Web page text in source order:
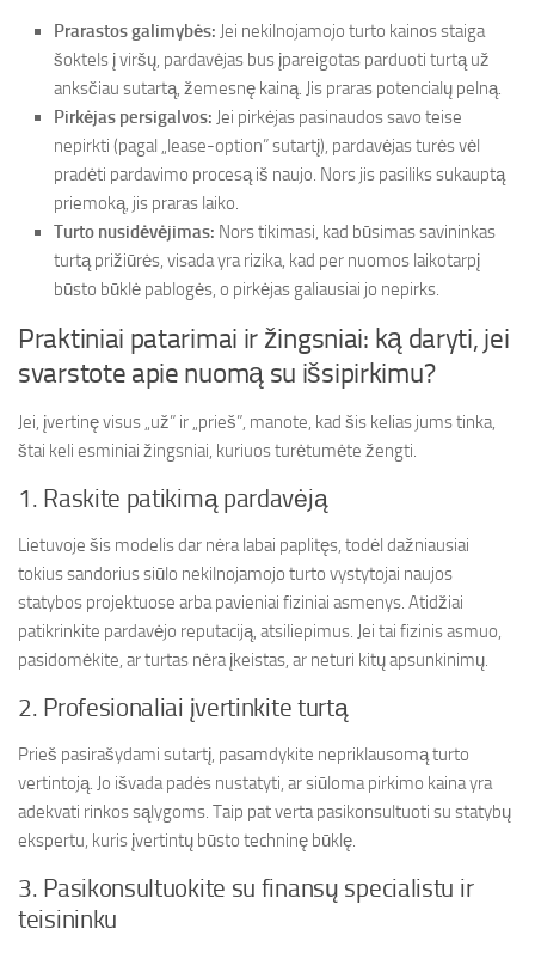
Prarastos galimybės: Jei nekilnojamojo turto kainos staiga
šoktels į viršų, pardavėjas bus įpareigotas parduoti turtą už
anksčiau sutartą, žemesnę kainą. Jis praras potencialų pelną.
Pirkėjas persigalvos: Jei pirkėjas pasinaudos savo teise
nepirkti (pagal „lease-option” sutartį), pardavėjas turės vėl
pradėti pardavimo procesą iš naujo. Nors jis pasiliks sukauptą
priemoką, jis praras laiko.
Turto nusidėvėjimas: Nors tikimasi, kad būsimas savininkas
turtą prižiūrės, visada yra rizika, kad per nuomos laikotarpį
būsto būklė pablogės, o pirkėjas galiausiai jo nepirks.
Praktiniai patarimai ir žingsniai: ką daryti, jei
svarstote apie nuomą su išsipirkimu?
Jei, įvertinę visus „už” ir „prieš”, manote, kad šis kelias jums tinka,
štai keli esminiai žingsniai, kuriuos turėtumėte žengti.
1. Raskite patikimą pardavėją
Lietuvoje šis modelis dar nėra labai paplitęs, todėl dažniausiai
tokius sandorius siūlo nekilnojamojo turto vystytojai naujos
statybos projektuose arba pavieniai fiziniai asmenys. Atidžiai
patikrinkite pardavėjo reputaciją, atsiliepimus. Jei tai fizinis asmuo,
pasidomėkite, ar turtas nėra įkeistas, ar neturi kitų apsunkinimų.
2. Profesionaliai įvertinkite turtą
Prieš pasirašydami sutartį, pasamdykite nepriklausomą turto
vertintoją. Jo išvada padės nustatyti, ar siūloma pirkimo kaina yra
adekvati rinkos sąlygoms. Taip pat verta pasikonsultuoti su statybų
ekspertu, kuris įvertintų būsto techninę būklę.
3. Pasikonsultuokite su finansų specialistu ir
teisininku